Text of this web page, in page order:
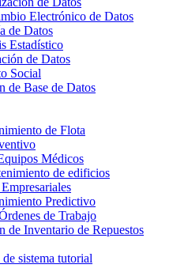
Electrónico de Datos
de Datos
Estadístico
de Datos
Social
de Base de Datos
de Flota
Médicos
de edificios
Predictivo
de Trabajo
de Inventario de Repuestos
sistema tutorial